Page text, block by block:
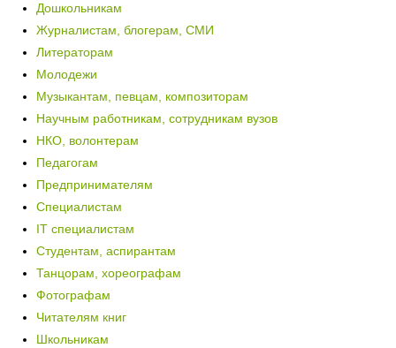
Дошкольникам
Журналистам, блогерам, СМИ
Литераторам
Молодежи
Музыкантам, певцам, композиторам
Научным работникам, сотрудникам вузов
НКО, волонтерам
Педагогам
Предпринимателям
Специалистам
IT специалистам
Студентам, аспирантам
Танцорам, хореографам
Фотографам
Читателям книг
Школьникам